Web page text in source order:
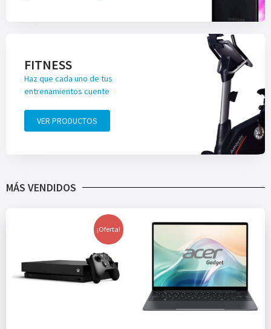
FITNESS
Haz que cada uno de tus
entrenamientos cuente
VER PRODUCTOS
MÁS VENDIDOS
¡Oferta!